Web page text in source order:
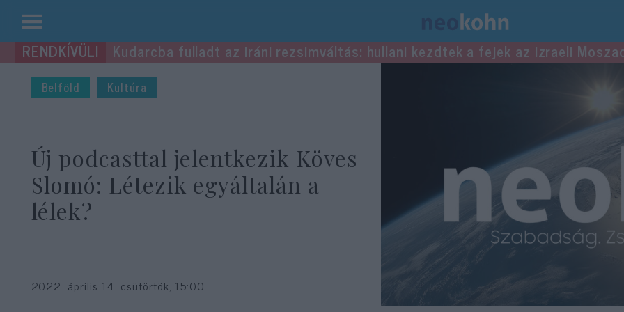
Kilépés
a
tartalomba
Kudarcba fulladt az iráni rezsimváltás: hullani kezdtek a fejek az izraeli
Belföld Kultúra
Új podcasttal jelentkezik Köves
Slomó: Létezik egyáltalán a
lélek?
2022. április 14. csütörtök, 15:00